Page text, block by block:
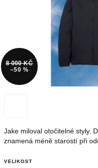
OUTLET
Měna
(CZK)
Nevíte
si
rady?
výběrem.
Jake miloval otočitelné styly.
znamená méně starostí při
VELIKOST
8 000 KČ
–50 %